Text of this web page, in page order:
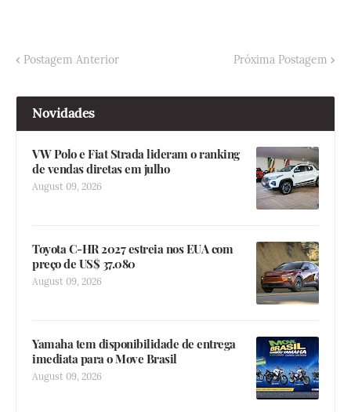
Postagem Anterior Próxima Postagem
Novidades
VW Polo e Fiat Strada lideram o ranking
de vendas diretas em julho
August 09, 2026
Toyota C-HR 2027 estreia nos EUA com
preço de US$ 37.080
August 09, 2026
Yamaha tem disponibilidade de entrega
imediata para o Move Brasil
August 09, 2026